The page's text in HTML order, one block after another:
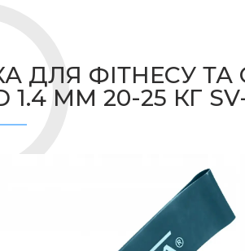
ДЛЯ ФІТНЕСУ ТА
1.4 ММ 20-25 КГ